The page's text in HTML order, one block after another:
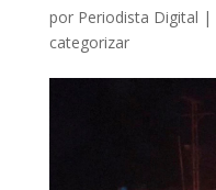
por Periodista Digital |
categorizar